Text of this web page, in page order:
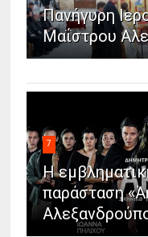
Πανήγυρη
Μαΐστρου
7
Η
παράσταση